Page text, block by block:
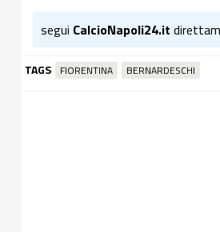
segui CalcioNapoli24.it
TAGS FIORENTINA BERNARDESCHI